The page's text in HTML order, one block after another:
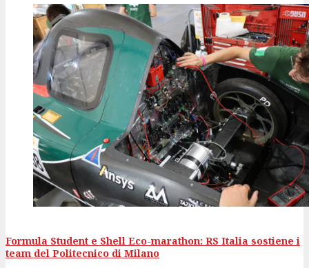
Formula Student e Shell Eco-marathon: RS Italia sostiene i
team del Politecnico di Milano